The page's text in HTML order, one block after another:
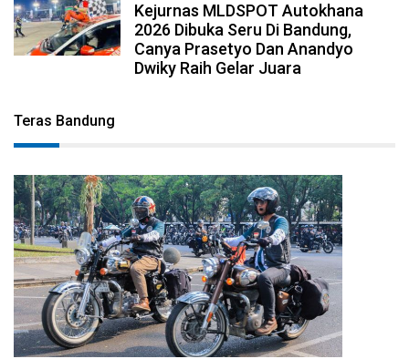
Kejurnas MLDSPOT Autokhana
2026 Dibuka Seru Di Bandung,
Canya Prasetyo Dan Anandyo
Dwiky Raih Gelar Juara
Teras Bandung
2026-08-09 09:55:44